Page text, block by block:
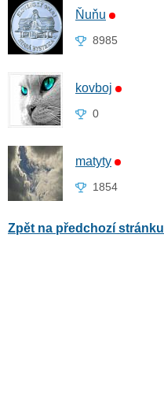
Ňuňu
8985
kovboj
0
matyty
1854
Zpět na předchozí stránku